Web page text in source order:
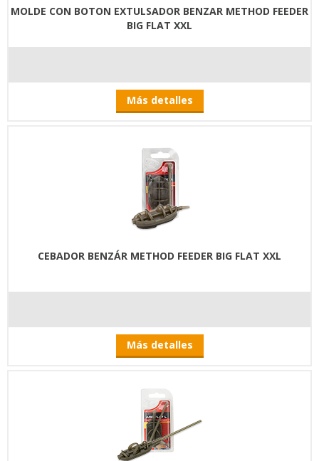
MOLDE CON BOTON EXTULSADOR BENZAR METHOD FEEDER
BIG FLAT XXL
Más detalles
CEBADOR BENZÁR METHOD FEEDER BIG FLAT XXL
Más detalles